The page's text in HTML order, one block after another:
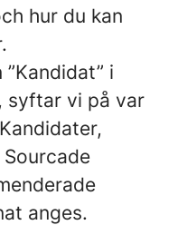
hur du kan
i
syftar vi på var
anges.